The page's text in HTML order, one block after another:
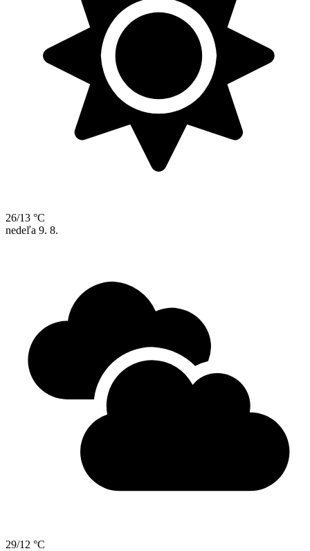
26/13 °C
nedeľa 9. 8.
29/12 °C